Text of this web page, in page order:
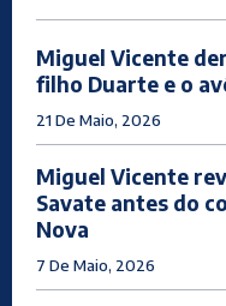
Miguel Vicente
filho Duarte e o
21 De Maio, 2026
Miguel Vicente
Savate antes do
Nova
7 De Maio, 2026